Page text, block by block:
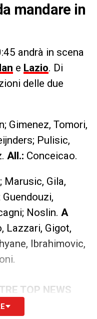
mandare in
andrà in scena
e Lazio. Di
delle due
Gimenez, Tomori,
Pulisic,
All.: Conceicao.
Marusic, Gila,
Noslin. A
Lazzari, Gigot,
Ibrahimovic,
TOP NEWS